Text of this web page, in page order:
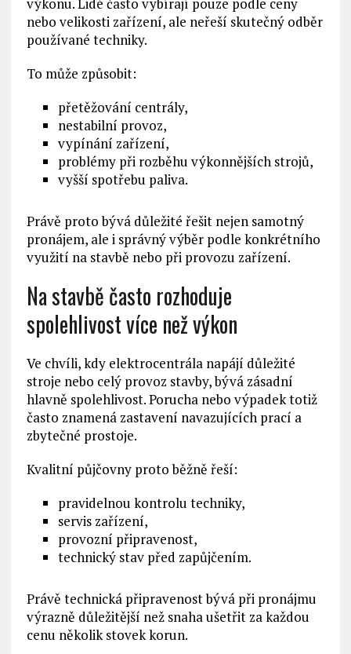
nebo velikosti zařízení, ale neřeší skutečný odběr
používané techniky.
To může způsobit:
přetěžování centrály,
nestabilní provoz,
vypínání zařízení,
problémy při rozběhu výkonnějších strojů,
vyšší spotřebu paliva.
Právě proto bývá důležité řešit nejen samotný
pronájem, ale i správný výběr podle konkrétního
využití na stavbě nebo při provozu zařízení.
Na stavbě často rozhoduje
spolehlivost více než výkon
Ve chvíli, kdy elektrocentrála napájí důležité
stroje nebo celý provoz stavby, bývá zásadní
hlavně spolehlivost. Porucha nebo výpadek totiž
často znamená zastavení navazujících prací a
zbytečné prostoje.
Kvalitní půjčovny proto běžně řeší:
pravidelnou kontrolu techniky,
servis zařízení,
provozní připravenost,
technický stav před zapůjčením.
Právě technická připravenost bývá při pronájmu
výrazně důležitější než snaha ušetřit za každou
cenu několik stovek korun.